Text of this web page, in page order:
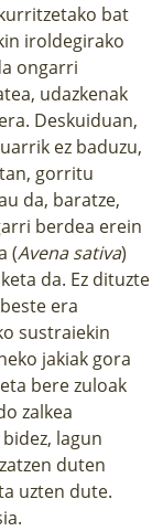
bat
iroldegirako
ongarri
udazkenak
Deskuiduan,
ez baduzu,
gorritu
da, baratze,
berdea erein
(Avena sativa)
da. Ez dituzte
era
sustraiekin
jakiak gora
bere zuloak
zalkea
lagun
duten
uzten dute.